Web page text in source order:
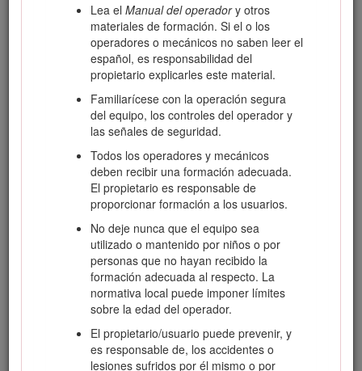
Lea el Manual del operadory otros
materiales de formación. Si el o los
operadores o mecánicos no saben leer el
español, es responsabilidad del
propietario explicarles este material.
Familiarícese con la operación segura
del equipo, los controles del operador y
las señales de seguridad.
Todos los operadores y mecánicos
deben recibir una formación adecuada.
El propietario es responsable de
proporcionar formación a los usuarios.
No deje nunca que el equipo sea
utilizado o mantenido por niños o por
personas que no hayan recibido la
formación adecuada al respecto. La
normativa local puede imponer límites
sobre la edad del operador.
El propietario/usuario puede prevenir, y
es responsable de, los accidentes o
lesiones sufridos por él mismo o por
Figura 2
Símbolo de alerta de seguridad
Este manual utiliza 2 palabras para resaltar información.
Importante
llama la atención sobre información mecánica
Notaresalta información general que merece
una atención especial.
Advertencia
Este producto contiene una o más sustancias químicas
que en el estado de California se consideran causantes
de cáncer, defectos congénitos y otros trastornos del
sistema reproductor.
Los gases de escape de este producto contienen
sustancias químicas que en estado de California